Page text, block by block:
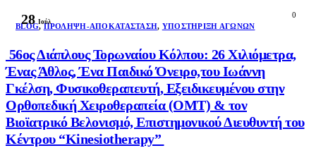
28 Ιούλ
0
BLOG,ΠΡΌΛΗΨΗ-ΑΠΟΚΑΤΆΣΤΑΣΗ, ΥΠΟΣΤΉΡΙΞΗ ΑΓΏΝΩΝ
56ος Διάπλους Τορωναίου Κόλπου: 26 Χιλιόμετρα,
Ένας Άθλος, Ένα Παιδικό Όνειρο,του Ιωάννη
Γκέλση, Φυσικοθεραπευτή, Εξειδικευμένου στην
Ορθοπεδική Χειροθεραπεία (OMT) & τον
Βιοϊατρικό Βελονισμό, Επιστημονικού Διευθυντή του
Κέντρου “Kinesiotherapy”